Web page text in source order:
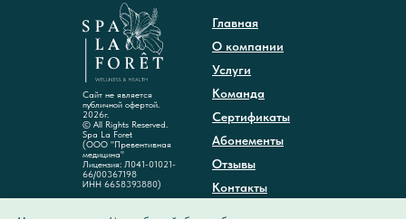
Сайт не является
публичной офертой.
2026г.
© All Rights Reserved.
Spa La Foret
(ООО "Превентивная
медицина"
Лицензия: Л041-01021-
66/00367198
ИНН 6658393880)
Главная
О компании
Услуги
Команда
Сертификаты
Абонементы
Отзывы
Контакты